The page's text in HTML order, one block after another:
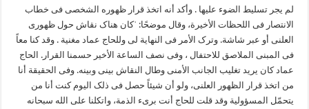
لم یجر تسلیط الضوء علیها . وأکد أنه اتخذ قرار ظهوره الشخصی فی خطاب
الانتصار فی اللحظات الأخیرة، وقال موضحًا: ˈکان هناک نقاش حول ظهوری
العلنی أو عبر شاشة. وترک الأمر فی النهایة لی وللحاج عماد مغنیة . وقد کنا معاً
فی المبنی الملاصق للاحتفال ، وفی نصف الساعة الأخیر حسمنا القرار. الحاج
عماد کان یرید تغلیب الجانب الأمنی وطال النقاش بینی وبینه. وفی الحقیقة أنا
من اتخذ قرار الظهور العلنی، ولو أن شیئاً حصل فی ذلک الیوم کنت أنا من
یتحمّل المسؤولیة وقد قلت للحاج أنت بریء الذمة، واتکلنا علی الله سبحانه